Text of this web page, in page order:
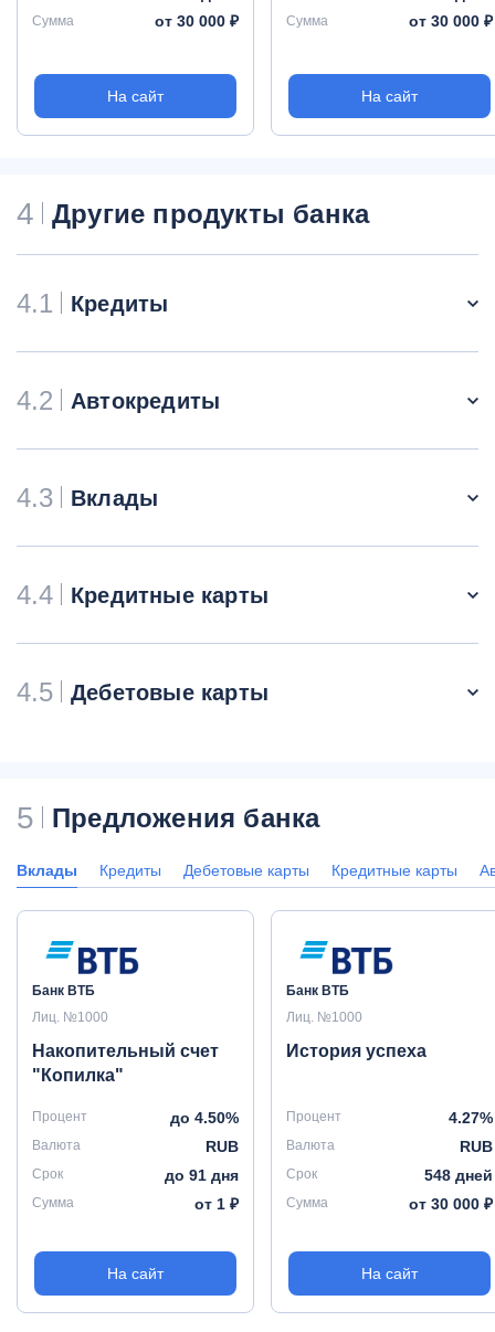
Сумма от 30 000 ₽
На сайт
Сумма от 30 000 ₽
На сайт
4 Другие продукты банка
4.1 Кредиты
4.2 Автокредиты
4.3 Вклады
4.4 Кредитные карты
4.5 Дебетовые карты
5 Предложения банка
Вклады Кредиты Дебетовые карты Кредитные карты
Банк ВТБ
Лиц. №1000
Накопительный счет
"Копилка"
Процент до 4.50%
Валюта RUB
Срок до 91 дня
Сумма от 1 ₽
На сайт
Банк ВТБ
Лиц. №1000
История успеха
Процент 4.27%
Валюта RUB
Срок 548 дней
Сумма от 30 000 ₽
На сайт